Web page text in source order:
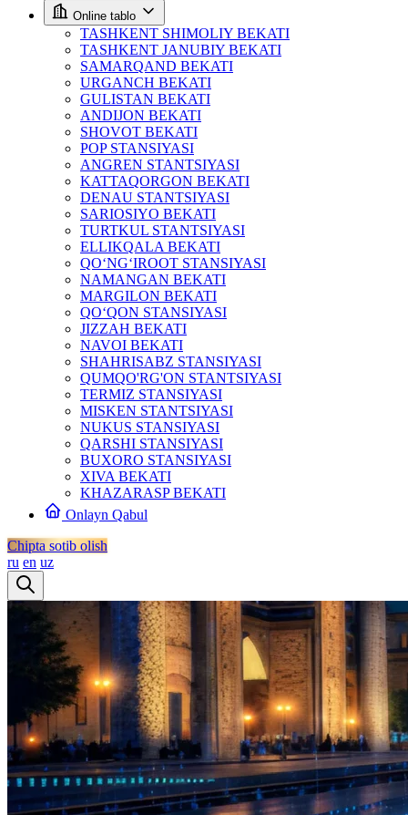
Online tablo
TASHKENT SHIMOLIY BEKATI
TASHKENT JANUBIY BEKATI
SAMARQAND BEKATI
URGANCH BEKATI
GULISTAN BEKATI
ANDIJON BEKATI
SHOVOT BEKATI
POP STANSIYASI
ANGREN STANTSIYASI
KATTAQORGON BEKATI
DENAU STANTSIYASI
SARIOSIYO BEKATI
TURTKUL STANTSIYASI
ELLIKQALA BEKATI
QO‘NG‘IROOT STANSIYASI
NAMANGAN BEKATI
MARGILON BEKATI
QO‘QON STANSIYASI
JIZZAH BEKATI
NAVOI BEKATI
SHAHRISABZ STANSIYASI
QUMQO'RG'ON STANTSIYASI
TERMIZ STANSIYASI
MISKEN STANTSIYASI
NUKUS STANSIYASI
QARSHI STANSIYASI
BUXORO STANSIYASI
XIVA BEKATI
KHAZARASP BEKATI
Onlayn Qabul
Chipta sotib olish
ru en uz